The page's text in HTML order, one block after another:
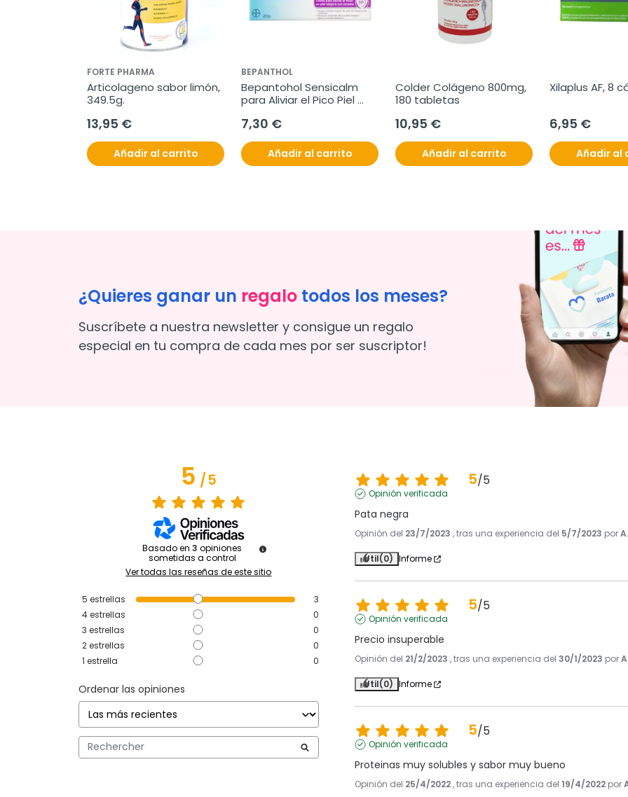
FORTE PHARMA
Articolageno sabor limón,
349.5g.
13,95 €
Añadir al carrito
BEPANTHOL
Bepantohol Sensicalm
para Aliviar el Pico Piel
7,30 €
Añadir al carrito
Colder Colágeno 800mg,
180 tabletas
10,95 €
Añadir al carrito
Xilaplus AF, 8
6,95 €
Añadir al
¿Quieres ganar un regalo todos los meses?
Suscríbete a nuestra newsletter y consigue un regalo
especial en tu compra de cada mes por ser suscriptor!
5/5
Basado en3 opiniones
sometidas a control
Ver todas las reseñas de este sitio
5 estrellas
3
4estrellas
0
3 estrellas
0
2estrellas
0
1 estrella 0
Ordenar las opiniones
5/5
Opinión verificada
Pata negra
Opinión del 23/7/2023 , tras una experiencia del 5/7/2023 por
Útil(0) Informe
5/5
Opinión verificada
Precio insuperable
Opinión del 21/2/2023 , tras una experiencia del30/1/2023 por
Útil(0) Informe
5/5
Opinión verificada
Proteinas muy solubles y sabor muy bueno
Opinión del 25/4/2022, tras una experiencia del 19/4/2022 por